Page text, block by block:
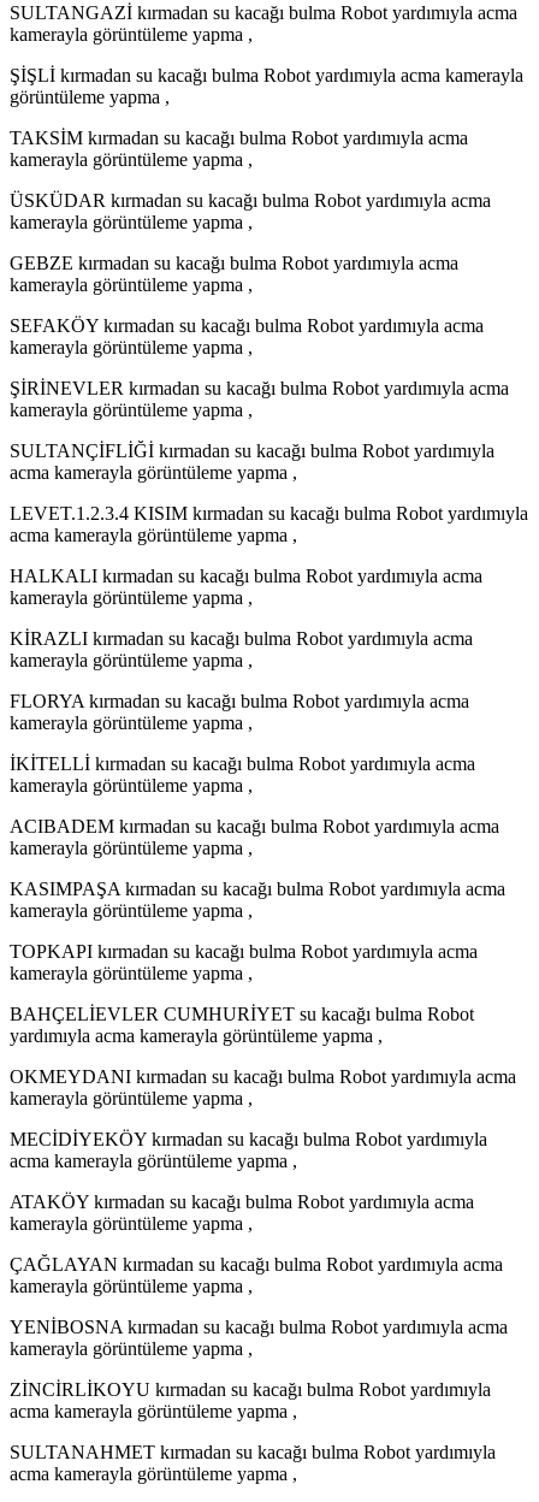
SULTANGAZİ kırmadan su kacağı bulma Robot yardımıyla acma
kamerayla görüntüleme yapma ,
ŞİŞLİ kırmadan su kacağı bulma Robot yardımıyla acma kamerayla
görüntüleme yapma ,
TAKSİM kırmadan su kacağı bulma Robot yardımıyla acma
kamerayla görüntüleme yapma ,
ÜSKÜDAR kırmadan su kacağı bulma Robot yardımıyla acma
kamerayla görüntüleme yapma ,
GEBZE kırmadan su kacağı bulma Robot yardımıyla acma
kamerayla görüntüleme yapma ,
SEFAKÖY kırmadan su kacağı bulma Robot yardımıyla acma
kamerayla görüntüleme yapma ,
ŞİRİNEVLER kırmadan su kacağı bulma Robot yardımıyla acma
kamerayla görüntüleme yapma ,
SULTANÇİFLİĞİ kırmadan su kacağı bulma Robot yardımıyla
acma kamerayla görüntüleme yapma ,
LEVET.1.2.3.4 KISIM kırmadan su kacağı bulma Robot yardımıyla
acma kamerayla görüntüleme yapma ,
HALKALI kırmadan su kacağı bulma Robot yardımıyla acma
kamerayla görüntüleme yapma ,
KİRAZLI kırmadan su kacağı bulma Robot yardımıyla acma
kamerayla görüntüleme yapma ,
FLORYA kırmadan su kacağı bulma Robot yardımıyla acma
kamerayla görüntüleme yapma ,
İKİTELLİ kırmadan su kacağı bulma Robot yardımıyla acma
kamerayla görüntüleme yapma ,
ACIBADEM kırmadan su kacağı bulma Robot yardımıyla acma
kamerayla görüntüleme yapma ,
KASIMPAŞA kırmadan su kacağı bulma Robot yardımıyla acma
kamerayla görüntüleme yapma ,
TOPKAPI kırmadan su kacağı bulma Robot yardımıyla acma
kamerayla görüntüleme yapma ,
BAHÇELİEVLER CUMHURİYET su kacağı bulma Robot
yardımıyla acma kamerayla görüntüleme yapma ,
OKMEYDANI kırmadan su kacağı bulma Robot yardımıyla acma
kamerayla görüntüleme yapma ,
MECİDİYEKÖY kırmadan su kacağı bulma Robot yardımıyla
acma kamerayla görüntüleme yapma ,
ATAKÖY kırmadan su kacağı bulma Robot yardımıyla acma
kamerayla görüntüleme yapma ,
ÇAĞLAYAN kırmadan su kacağı bulma Robot yardımıyla acma
kamerayla görüntüleme yapma ,
YENİBOSNA kırmadan su kacağı bulma Robot yardımıyla acma
kamerayla görüntüleme yapma ,
ZİNCİRLİKOYU kırmadan su kacağı bulma Robot yardımıyla
acma kamerayla görüntüleme yapma ,
SULTANAHMET kırmadan su kacağı bulma Robot yardımıyla
acma kamerayla görüntüleme yapma ,